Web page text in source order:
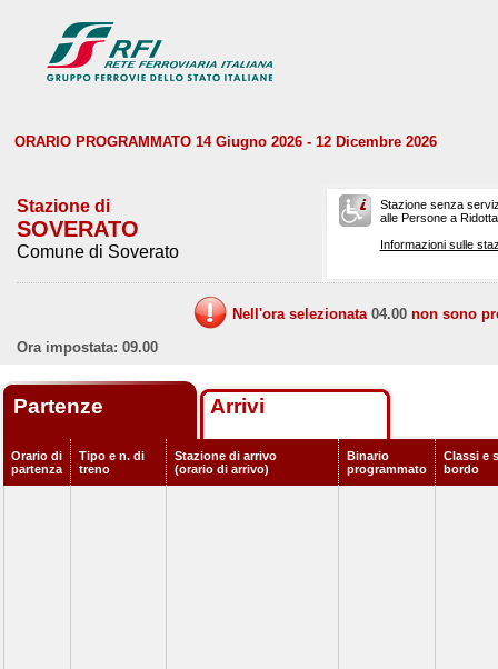
ORARIO PROGRAMMATO 14 Giugno 2026 - 12 Dicembre 2026
Stazione di
SOVERATO
Comune di Soverato
Stazione senza
alle Persone a
Informazioni sulle
Nell'ora selezionata 04.00 non sono
Ora impostata: 09.00
Partenze Arrivi
Orario di
partenza
Tipo e n. di
treno
Stazione di arrivo
(orario di arrivo)
Binario
programmato
Classi e
bordo